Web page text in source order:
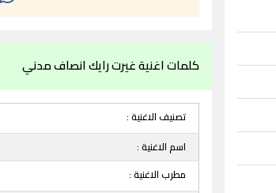
كلمات اغنية غيرت رايك انصاف مدني
تصنيف الاغنية :
اسم الاغنية :
مطرب الاغنية :